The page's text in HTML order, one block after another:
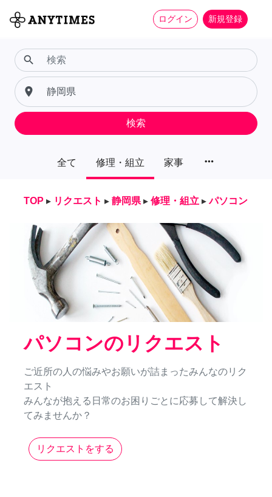
ログイン 新規登録
全て 修理・組立 家事 more_horiz
search
place
検索
TOP ▸ リクエスト ▸ 静岡県 ▸ 修理・組立 ▸ パソコン
パソコンのリクエスト
ご近所の人の悩みやお願いが詰まったみんなのリク
エスト
みんなが抱える日常のお困りごとに応募して解決し
てみませんか？
リクエストをする